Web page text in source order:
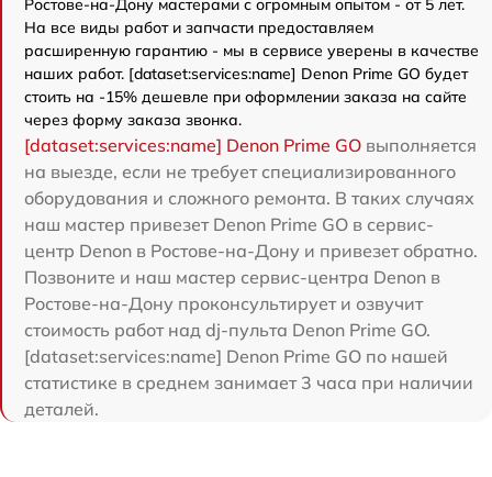
Ростове-на-Дону мастерами с огромным опытом - от 5 лет.
На все виды работ и запчасти предоставляем
расширенную гарантию - мы в сервисе уверены в качестве
наших работ. [dataset:services:name] Denon Prime GO будет
стоить на -15% дешевле при оформлении заказа на сайте
через форму заказа звонка.
[dataset:services:name] Denon Prime GO выполняется
на выезде, если не требует специализированного
оборудования и сложного ремонта. В таких случаях
наш мастер привезет Denon Prime GO в сервис-
центр Denon в Ростове-на-Дону и привезет обратно.
Позвоните и наш мастер сервис-центра Denon в
Ростове-на-Дону проконсультирует и озвучит
стоимость работ над dj-пульта Denon Prime GO.
[dataset:services:name] Denon Prime GO по нашей
статистике в среднем занимает 3 часа при наличии
деталей.